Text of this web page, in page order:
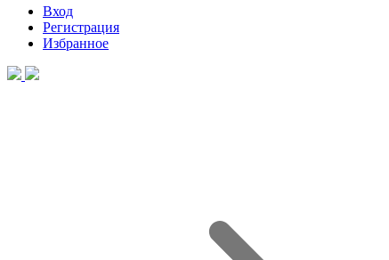
Вход
Регистрация
Избранное